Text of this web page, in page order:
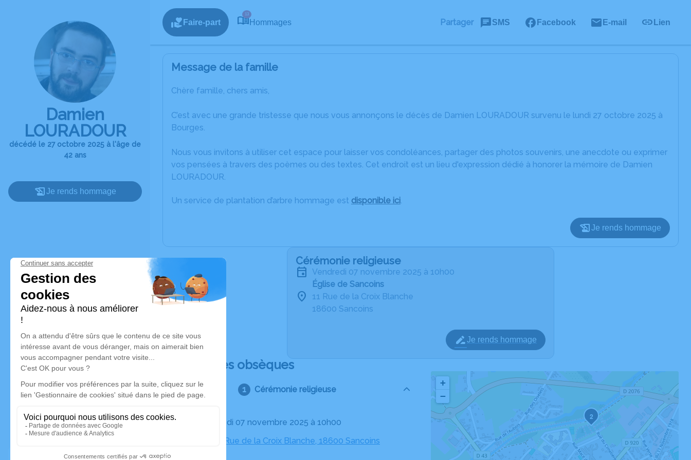
Damien
LOURADOUR
décédé le 27 octobre 2025 à l'âge de
42 ans
Je rends hommage
Faire-part
13
Hommages Partager SMS Facebook E-mail Lien
Message de la famille
Chère famille, chers amis,
C’est avec une grande tristesse que nous vous annonçons le décès de Damien LOURADOUR survenu le lundi 27 octobre 2025 à
Bourges.
Nous vous invitons à utiliser cet espace pour laisser vos condoléances, partager des photos souvenirs, une anecdote ou exprimer
vos pensées à travers des poèmes ou des textes. Cet endroit est un lieu d'expression dédié à honorer la mémoire de Damien
LOURADOUR.
Un service de plantation d’arbre hommage est disponible ici.
Je rends hommage
Cérémonie religieuse
vendredi 07 novembre 2025 à 10h00
Église de Sancoins
11 Rue de la Croix Blanche
18600 Sancoins
Je rends hommage
Déroulé des obsèques
Cérémonie religieuse
Le vendredi 07 novembre 2025 à 10h00
Église, 11 Rue de la Croix Blanche, 18600 Sancoins
2
+
−